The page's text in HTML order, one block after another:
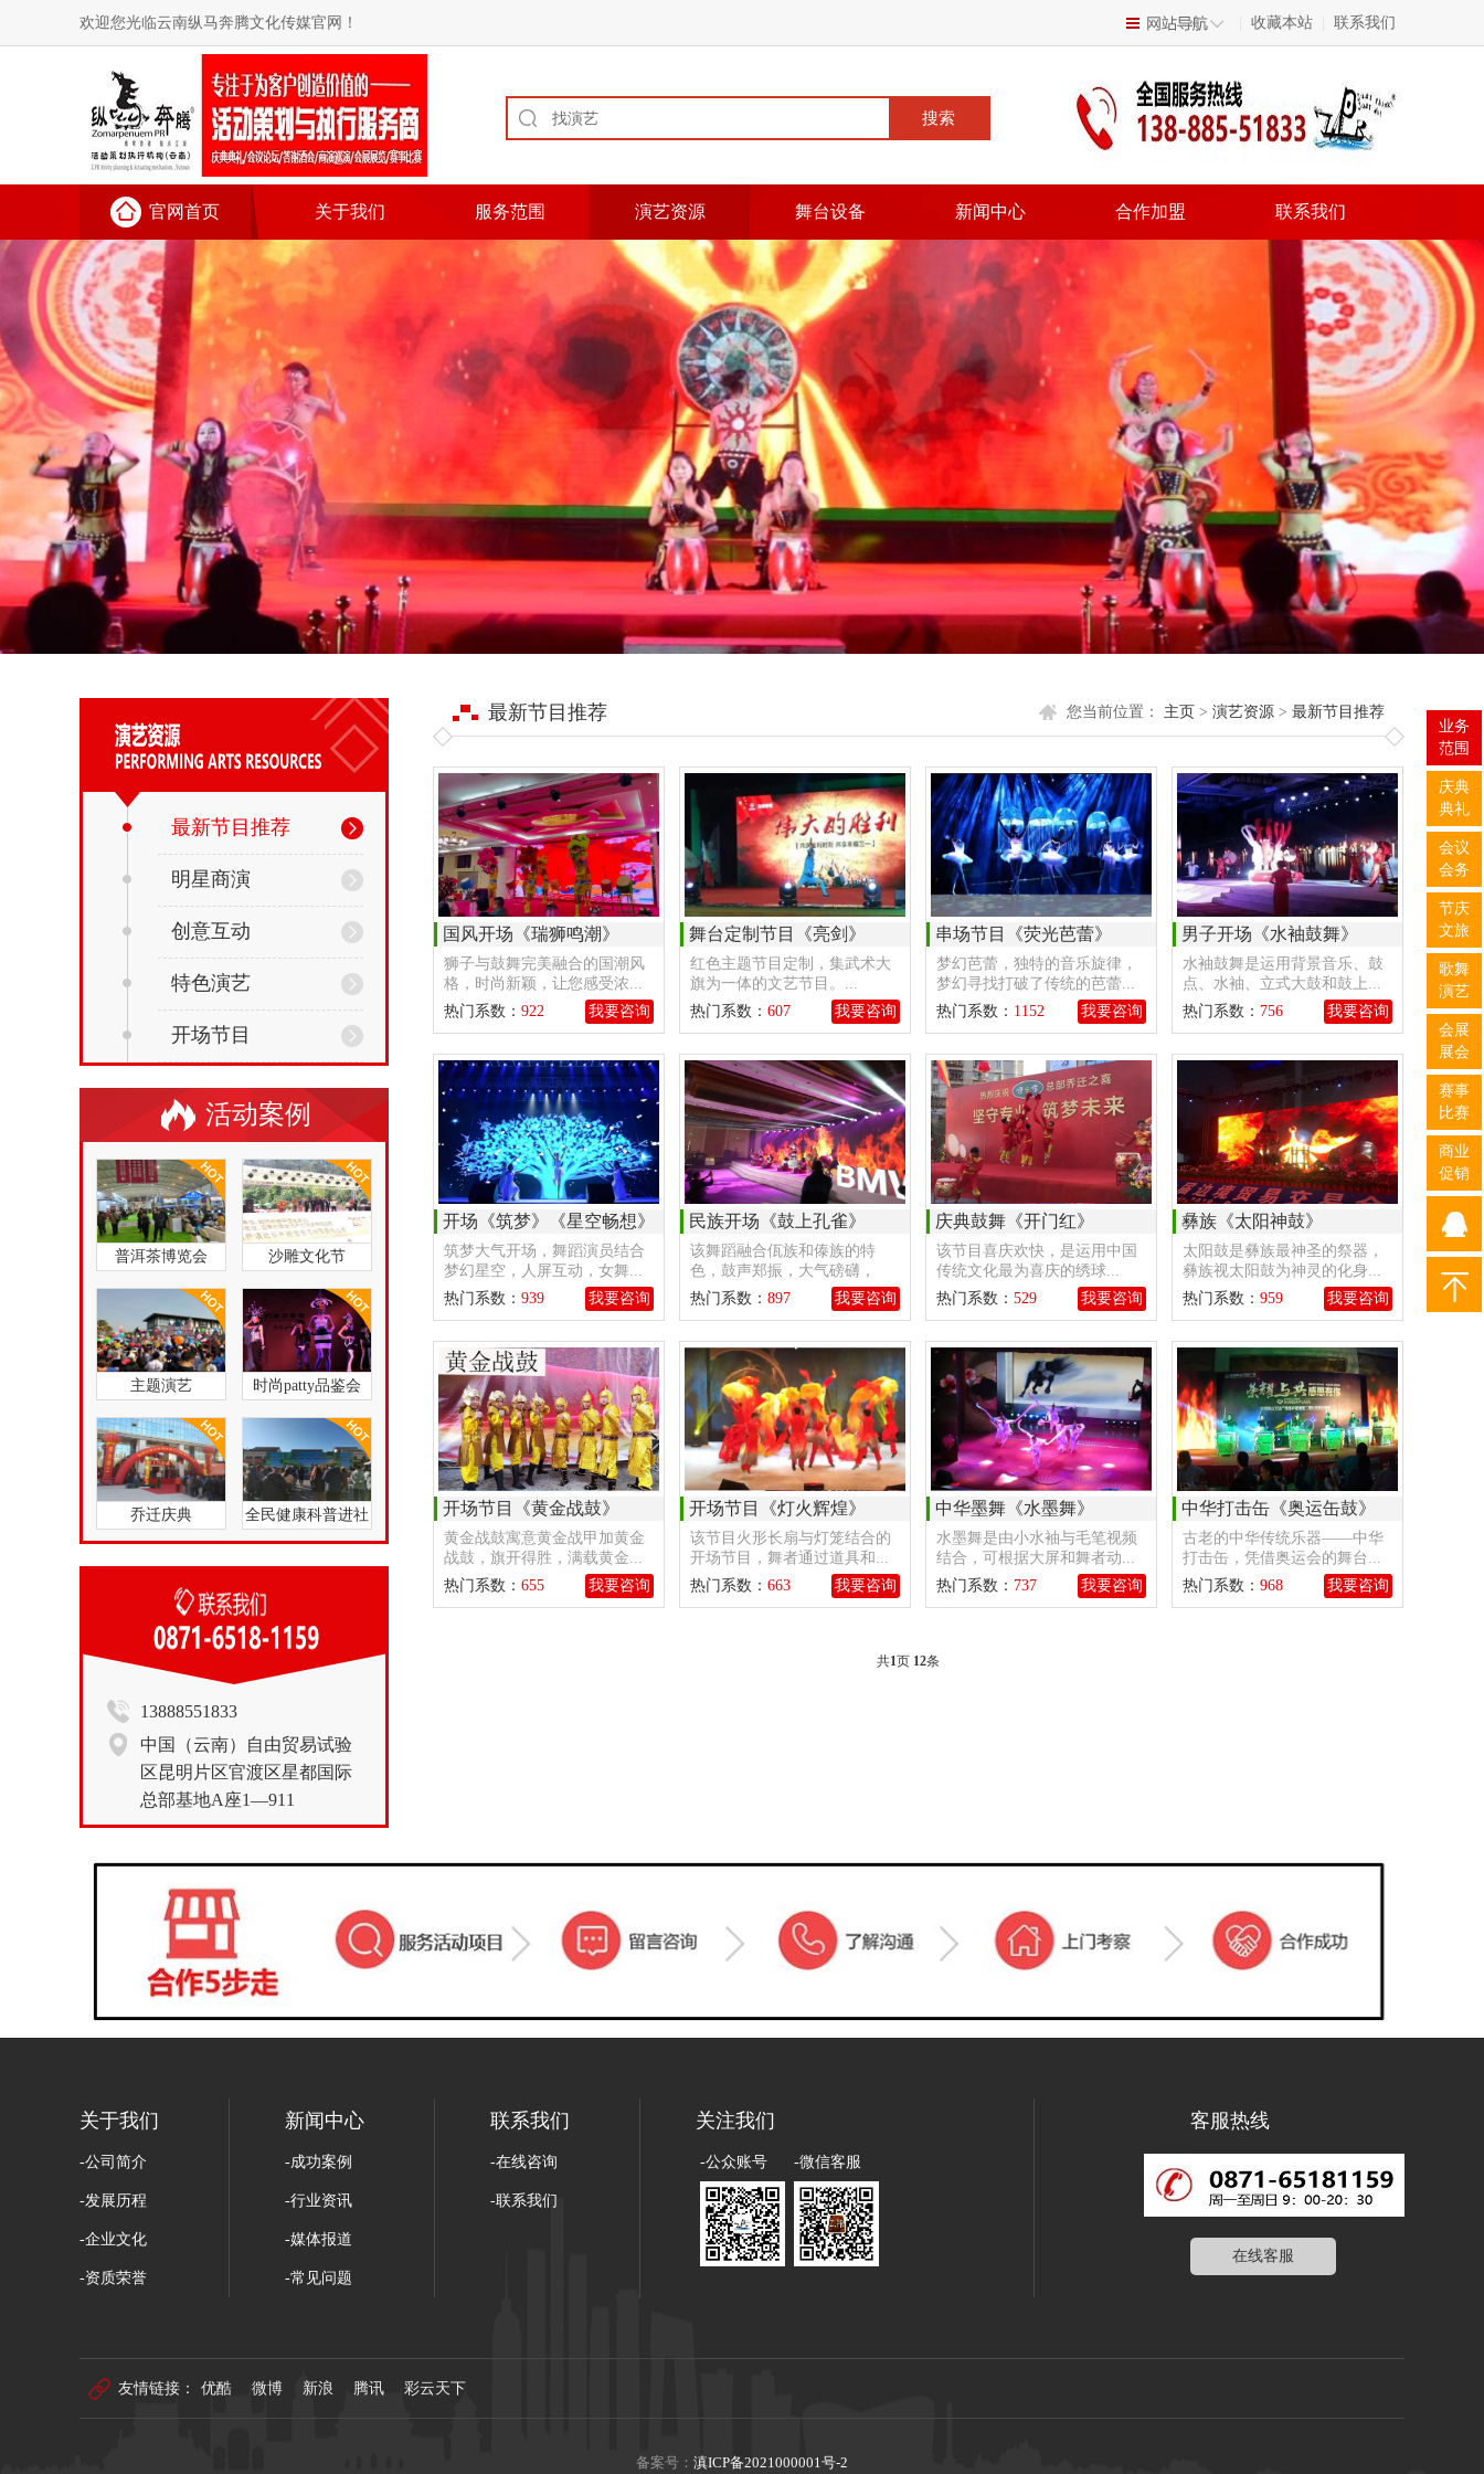
收藏本站 联系我们
欢迎您光临云南纵马奔腾文化传媒官网！
官网首页 关于我们 服务范围 演艺资源 舞台设备 新闻中心 合作加盟 联系我们
最新节目推荐
明星商演
创意互动
特色演艺
开场节目
活动案例
普洱茶博览会 沙雕文化节
主题演艺 时尚patty品鉴会
乔迁庆典
全民健康科普进社
区昆明分站
13888551833
中国（云南）自由贸易试验
区昆明片区官渡区星都国际
总部基地A座1—911
最新节目推荐 您当前位置： 主页 > 演艺资源 > 最新节目推荐
国风开场《瑞狮鸣潮》
狮子与鼓舞完美融合的国潮风
格，时尚新颖，让您感受浓...
我要咨询
热门系数： 922
舞台定制节目《亮剑》
红色主题节目定制，集武术大
旗为一体的文艺节目。...
我要咨询
热门系数： 607
串场节目《荧光芭蕾》
梦幻芭蕾，独特的音乐旋律，
梦幻寻找打破了传统的芭蕾...
我要咨询
热门系数： 1152
男子开场《水袖鼓舞》
水袖鼓舞是运用背景音乐、鼓
点、水袖、立式大鼓和鼓上...
我要咨询
热门系数： 756
开场《筑梦》《星空畅想》
筑梦大气开场，舞蹈演员结合
梦幻星空，人屏互动，女舞...
我要咨询
热门系数： 939
民族开场《鼓上孔雀》
该舞蹈融合佤族和傣族的特
色，鼓声郑振，大气磅礴，
又...
我要咨询
热门系数： 897
庆典鼓舞《开门红》
该节目喜庆欢快，是运用中国
传统文化最为喜庆的绣球...
我要咨询
热门系数： 529
彝族《太阳神鼓》
太阳鼓是彝族最神圣的祭器，
彝族视太阳鼓为神灵的化身...
我要咨询
热门系数： 959
开场节目《黄金战鼓》
黄金战鼓寓意黄金战甲加黄金
战鼓，旗开得胜，满载黄金...
我要咨询
热门系数： 655
开场节目《灯火辉煌》
该节目火形长扇与灯笼结合的
开场节目，舞者通过道具和...
我要咨询
热门系数： 663
中华墨舞《水墨舞》
水墨舞是由小水袖与毛笔视频
结合，可根据大屏和舞者动...
我要咨询
热门系数： 737
中华打击缶《奥运缶鼓》
古老的中华传统乐器——中华
打击缶，凭借奥运会的舞台...
我要咨询
热门系数： 968
共1页 12条
关于我们
-公司简介
-发展历程
-企业文化
-资质荣誉
-活动风采
新闻中心
-成功案例
-行业资讯
-媒体报道
-常见问题
联系我们
-在线咨询
-联系我们
关注我们
-公众账号 -微信客服
客服热线
在线客服
友情链接： 优酷 微博 新浪 腾讯 彩云天下
备案号： 滇ICP备2021000001号-2
业务
范围
庆典
典礼
会议
会务
节庆
文旅
歌舞
演艺
会展
展会
赛事
比赛
商业
促销